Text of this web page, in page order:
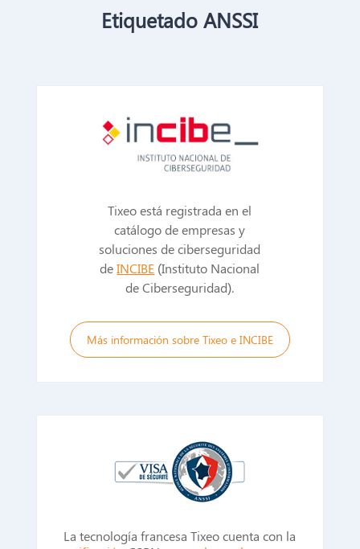
Etiquetado ANSSI
Tixeo está registrada en el
catálogo de empresas y
soluciones de ciberseguridad
deINCIBE (Instituto Nacional
de Ciberseguridad).
Más información sobre Tixeo e INCIBE
La tecnología francesa Tixeo cuenta con la